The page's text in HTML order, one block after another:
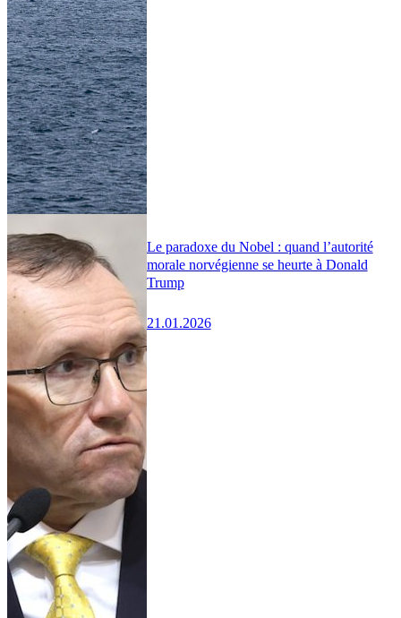
Le paradoxe du Nobel : quand l’autorité
morale norvégienne se heurte à Donald
Trump
21.01.2026